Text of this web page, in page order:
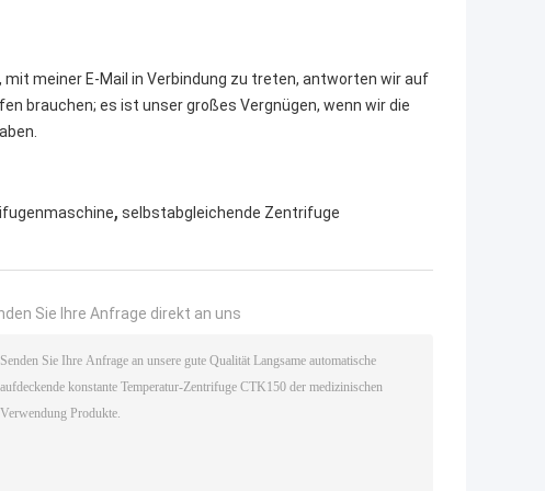
meiner E-Mail in Verbindung zu treten, antworten wir auf
brauchen; es ist unser großes Vergnügen, wenn wir die
, selbstabgleichende Zentrifuge
Sie Ihre Anfrage direkt an uns